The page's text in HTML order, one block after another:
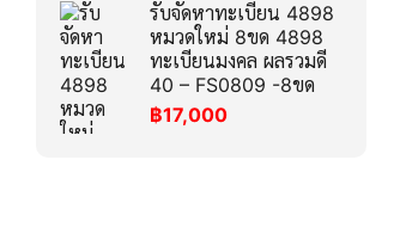
รับจัดหาทะเบียน 4898
หมวดใหม่ 8ขด 4898
ทะเบียนมงคล ผลรวมดี
40 – FS0809 -8ขด
฿17,000